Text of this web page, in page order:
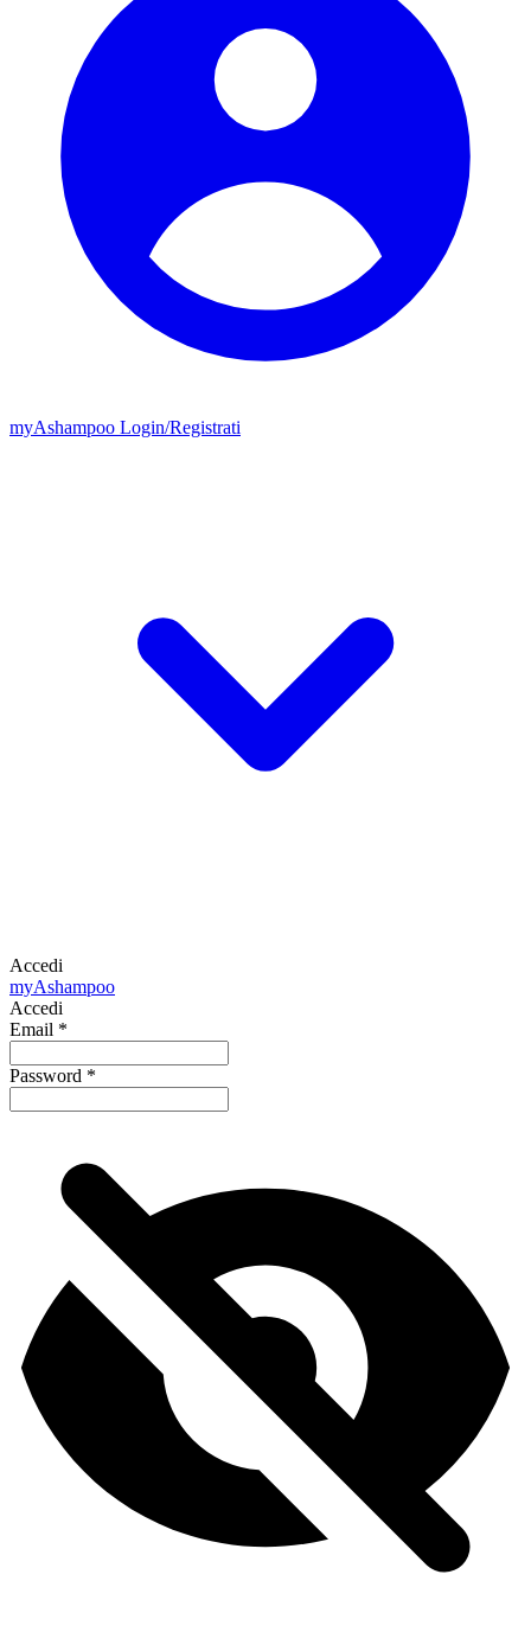
myAshampoo Login/Registrati
Accedi
myAshampoo
Accedi
Email *
Password *